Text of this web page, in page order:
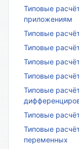
Типовые
приложениям
Типовые
Типовые
Типовые
Типовые
Типовые
Типовые
Типовые
переменных